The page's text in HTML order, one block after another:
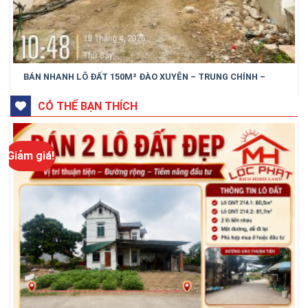
BÁN NHANH LÔ ĐẤT 150M² ĐÀO XUYÊN – TRUNG CHÍNH –
CÓ THỂ BẠN THÍCH
Giảm giá!